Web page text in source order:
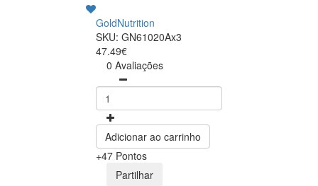
GoldNutrition
SKU: GN61020Ax3
47.49€
0 Avaliações
Adicionar ao carrinho
+47 Pontos
Partilhar